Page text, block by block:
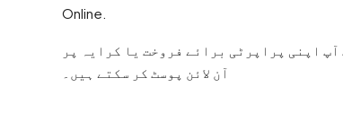
Online.
اپنی پراپرٹی برائے فروخت یا کرایہ پر
آن لائن پوسٹ کر سکتے ہیں۔